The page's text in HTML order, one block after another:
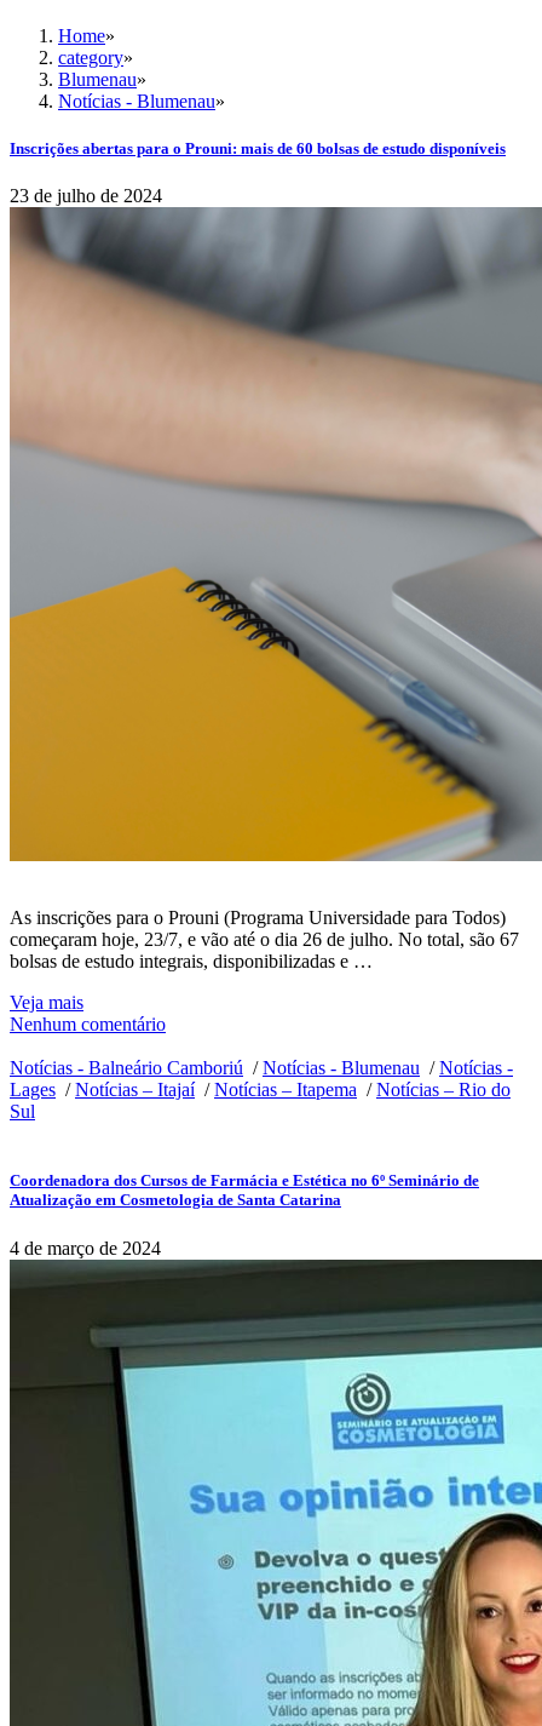
Home»
category»
Blumenau»
Notícias - Blumenau»
Inscrições abertas para o Prouni: mais de 60 bolsas de estudo disponíveis
23 de julho de 2024
As inscrições para o Prouni (Programa Universidade para Todos)
começaram hoje, 23/7, e vão até o dia 26 de julho. No total, são 67
bolsas de estudo integrais, disponibilizadas e …
Veja mais
Nenhum comentário
Notícias - Balneário Camboriú /Notícias - Blumenau /Notícias -
Lages /Notícias – Itajaí/Notícias – Itapema /Notícias – Rio do
Sul
Coordenadora dos Cursos de Farmácia e Estética no 6º Seminário de
Atualização em Cosmetologia de Santa Catarina
4 de março de 2024